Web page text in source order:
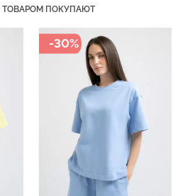
ТОВАРОМ ПОКУПАЮТ
-30%
Бесшовные трусы
(бежевый) Giulia
329 грн.